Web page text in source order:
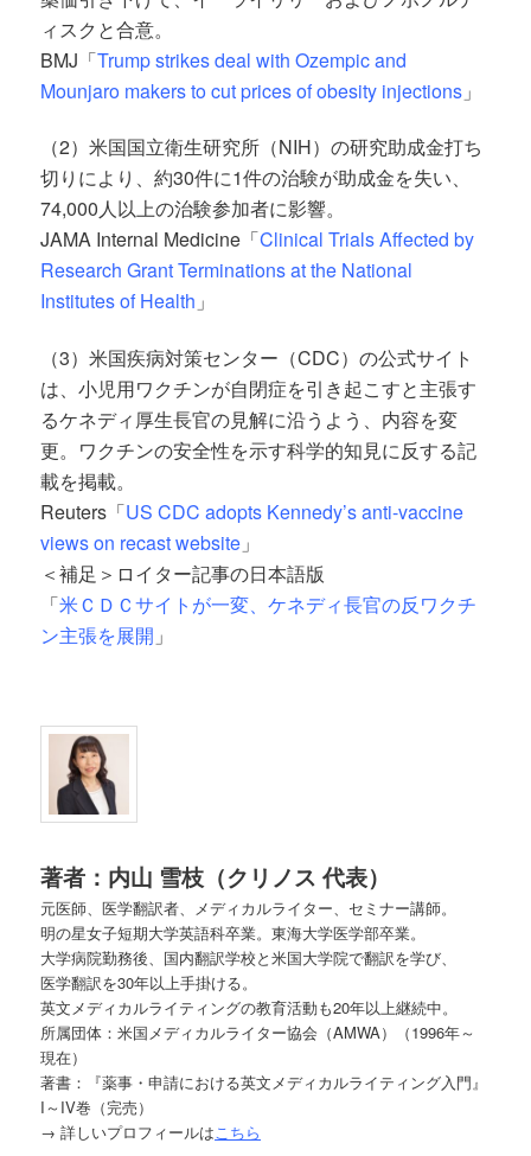
ィスクと合意。
BMJ「Trump strikes deal with Ozempic and
Mounjaro makers to cut prices of obesity injections 」
（2）米国国立衛生研究所（NIH）の研究助成金打ち
切りにより、約30件に1件の治験が助成金を失い、
74,000人以上の治験参加者に影響。
JAMA Internal Medicine 「Clinical Trials Affected by
Research Grant Terminations at the National
Institutes of Health 」
（3）米国疾病対策センター（CDC）の公式サイト
は、小児用ワクチンが自閉症を引き起こすと主張す
るケネディ厚生長官の見解に沿うよう、内容を変
更。ワクチンの安全性を示す科学的知見に反する記
載を掲載。
Reuters「US CDC adopts Kennedy’s anti-vaccine
views on recast website 」
＜補足＞ロイター記事の日本語版
「米ＣＤＣサイトが一変、ケネディ長官の反ワクチ
ン主張を展開 」
著者：内山 雪枝（クリノス 代表）
元医師、医学翻訳者、メディカルライター、セミナー講師。
明の星女子短期大学英語科卒業。東海大学医学部卒業。
大学病院勤務後、国内翻訳学校と米国大学院で翻訳を学び、
医学翻訳を30年以上手掛ける。
英文メディカルライティングの教育活動も20年以上継続中。
所属団体：米国メディカルライター協会（AMWA）（1996年～
現在）
著書：『薬事・申請における英文メディカルライティング入門』
I～IV巻（完売）
→ 詳しいプロフィールはこちら